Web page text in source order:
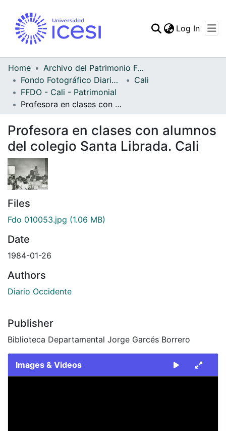
Statistics
Log In
Home
Archivo del Patrimonio Fotográfico y Fílmico del Valle del Cauca
Fondo Fotográfico Diario Occidente
Cali
FFDO - Cali - Patrimonial
Profesora en clases con alumnos del colegio Santa Librada. Cali
Profesora en clases con alumnos
del colegio Santa Librada. Cali
Files
Fdo 010053.jpg (1.06 MB)
Date
1984-01-26
Authors
Diario Occidente
Publisher
Biblioteca Departamental Jorge Garcés Borrero
Images & Videos